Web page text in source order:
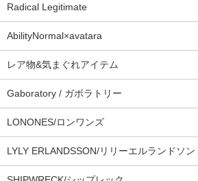
Radical Legitimate
AbilityNormal×avatara
レア物&気まぐれアイテム
Gaboratory / ガボラトリー
LONONES/ロンワンズ
LYLY ERLANDSSON/リリーエルランドソン